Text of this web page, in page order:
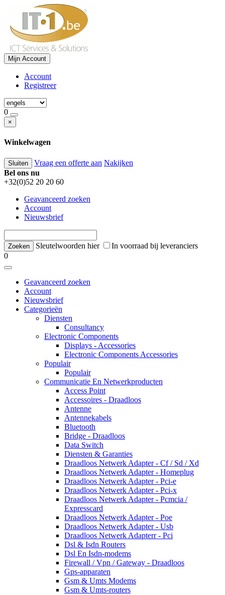
Mijn Account
Account
Registreer
0
×
Winkelwagen
Sluiten Vraag een offerte aan Nakijken
Bel ons nu
+32(0)52 20 20 60
Geavanceerd zoeken
Account
Nieuwsbrief
Sleutelwoorden hier
In voorraad bij leveranciers
0
Geavanceerd zoeken
Account
Nieuwsbrief
Categorieën
Diensten
Consultancy
Electronic Components
Displays - Accessories
Electronic Components Accessories
Populair
Populair
Communicatie En Netwerkproducten
Access Point
Accessoires - Draadloos
Antenne
Antennekabels
Bluetooth
Bridge - Draadloos
Data Switch
Diensten & Garanties
Draadloos Netwerk Adapter - Cf / Sd / Xd
Draadloos Netwerk Adapter - Homeplug
Draadloos Netwerk Adapter - Pci-e
Draadloos Netwerk Adapter - Pci-x
Draadloos Netwerk Adapter - Pcmcia /
Expresscard
Draadloos Netwerk Adapter - Poe
Draadloos Netwerk Adapter - Usb
Draadloos Netwerk Adapterr - Pci
Dsl & Isdn Routers
Dsl En Isdn-modems
Firewall / Vpn / Gateway - Draadloos
Gps-apparaten
Gsm & Umts Modems
Gsm & Umts-routers